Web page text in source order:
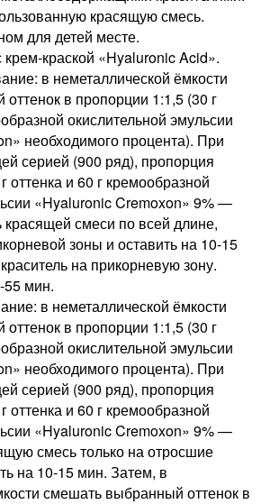
красящую смесь.
для детей месте.
краской «Hyaluronic Acid».
в неметаллической ёмкости
в пропорции 1:1,5 (30 г
окислительной эмульсии
необходимого процента). При
серией (900 ряд), пропорция
и 60 г кремообразной
«Hyaluronic Cremoxon» 9% —
красящей смеси по всей длине,
зоны и оставить на 10-15
на прикорневую зону.
мин.
в неметаллической ёмкости
в пропорции 1:1,5 (30 г
окислительной эмульсии
необходимого процента). При
серией (900 ряд), пропорция
и 60 г кремообразной
«Hyaluronic Cremoxon» 9% —
смесь только на отросшие
на 10-15 мин. Затем, в
смешать выбранный оттенок в